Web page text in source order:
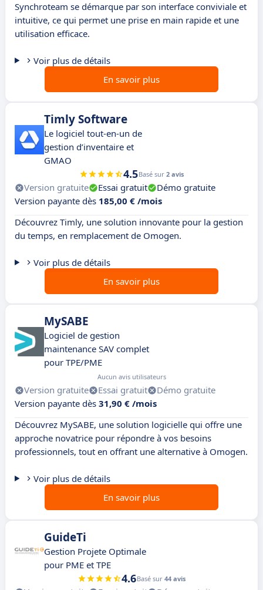
Synchroteam se démarque par son interface conviviale et
intuitive, ce qui permet une prise en main rapide et une
utilisation efficace.
Voir plus de détails
En savoir plus
Timly Software
Le logiciel tout-en-un de
gestion d’inventaire et
GMAO
4.5Basé sur 2 avis
Version gratuite Essai gratuit
Démo gratuite
Version payante dès 185,00 € /mois
Découvrez Timly, une solution innovante pour la gestion
du temps, en remplacement de Omogen.
Voir plus de détails
En savoir plus
MySABE
Logiciel de gestion
maintenance SAV complet
pour TPE/PME
Aucun avis utilisateurs
Version gratuite Essai gratuit
Démo gratuite
Version payante dès 31,90 € /mois
Découvrez MySABE, une solution logicielle qui offre une
approche novatrice pour répondre à vos besoins
professionnels, tout en offrant une alternative à Omogen.
Voir plus de détails
En savoir plus
GuideTi
Gestion Projete Optimale
pour PME et TPE
4.6Basé sur 44 avis